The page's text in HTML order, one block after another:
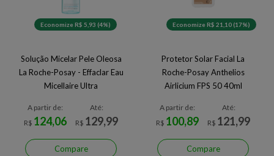
Economize R$ 5,93 (4%)
Solução Micelar Pele Oleosa
La Roche-Posay - Effaclar Eau
Micellaire Ultra
A partir de:
R$ 124,06
Até:
R$ 129,99
Compare
Economize R$ 21,10 (17%)
Protetor Solar Facial La
Roche-Posay Anthelios
Airlicium FPS 50 40ml
A partir de:
R$ 100,89
Até:
R$ 121,99
Compare